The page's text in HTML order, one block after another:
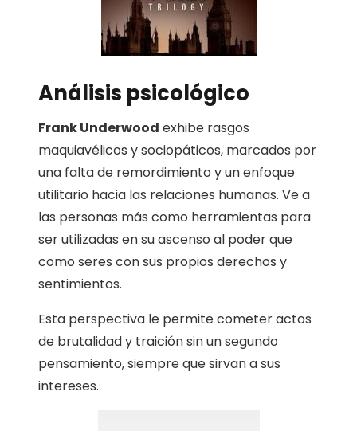
Análisis psicológico
Frank Underwood exhibe rasgos
maquiavélicos y sociopáticos, marcados por
una falta de remordimiento y un enfoque
utilitario hacia las relaciones humanas. Ve a
las personas más como herramientas para
ser utilizadas en su ascenso al poder que
como seres con sus propios derechos y
sentimientos.
Esta perspectiva le permite cometer actos
de brutalidad y traición sin un segundo
pensamiento, siempre que sirvan a sus
intereses.